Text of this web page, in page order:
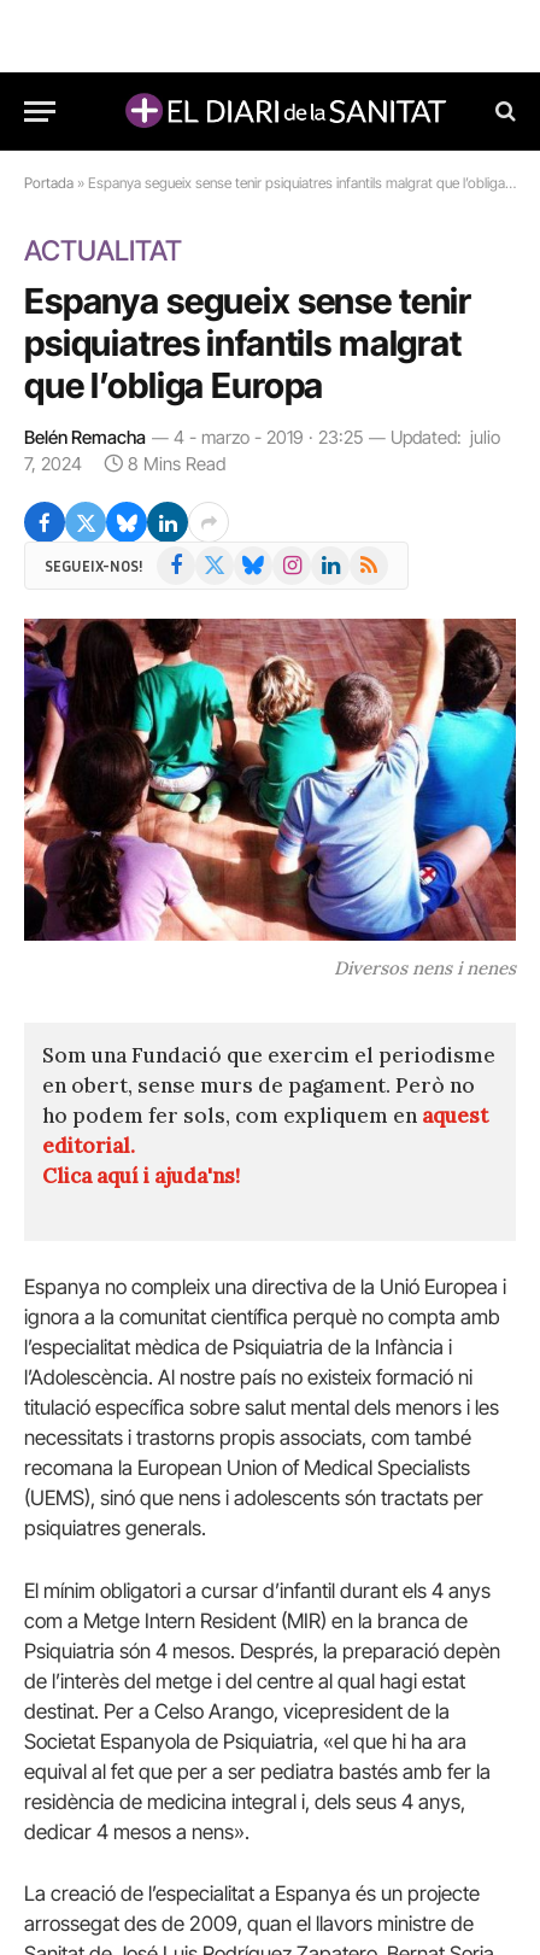
Portada » Espanya segueix sense tenir psiquiatres infantils malgrat que l’obliga Europa
ACTUALITAT
Espanya segueix sense tenir
psiquiatres infantils malgrat
que l’obliga Europa
Belén Remacha 4 - marzo - 2019 · 23:25 Updated: julio
7, 2024
8 Mins Read
SEGUEIX-NOS! Facebook BlueskyInstagramLinkedIn
RSS
Diversos nens i nenes
Som una Fundació que exercim el periodisme
en obert, sense murs de pagament. Però no
ho podem fer sols, com expliquem en aquest
editorial.
Clica aquí i ajuda'ns!
Espanya no compleix una directiva de la Unió Europea i
ignora a la comunitat científica perquè no compta amb
l’especialitat mèdica de Psiquiatria de la Infància i
l’Adolescència. Al nostre país no existeix formació ni
titulació específica sobre salut mental dels menors i les
necessitats i trastorns propis associats, com també
recomana la European Union of Medical Specialists
(UEMS), sinó que nens i adolescents són tractats per
psiquiatres generals.
El mínim obligatori a cursar d’infantil durant els 4 anys
com a Metge Intern Resident (MIR) en la branca de
Psiquiatria són 4 mesos. Després, la preparació depèn
de l’interès del metge i del centre al qual hagi estat
destinat. Per a Celso Arango, vicepresident de la
Societat Espanyola de Psiquiatria, «el que hi ha ara
equival al fet que per a ser pediatra bastés amb fer la
residència de medicina integral i, dels seus 4 anys,
dedicar 4 mesos a nens».
La creació de l’especialitat a Espanya és un projecte
arrossegat des de 2009, quan el llavors ministre de